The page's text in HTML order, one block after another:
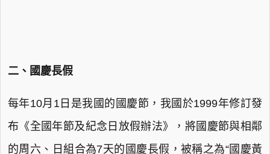
二、國慶長假
每年10月1日是我國的國慶節，我國於1999年修訂發
布《全國年節及紀念日放假辦法》，將國慶節與相鄰
的周六、日組合為7天的國慶長假，被稱之為“國慶黃